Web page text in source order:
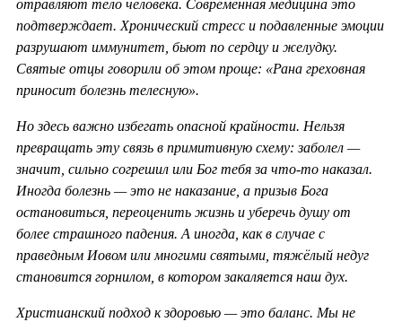
отравляют тело человека. Современная медицина это
подтверждает. Хронический стресс и подавленные эмоции
разрушают иммунитет, бьют по сердцу и желудку.
Святые отцы говорили об этом проще: «Рана греховная
приносит болезнь телесную».
Но здесь важно избегать опасной крайности. Нельзя
превращать эту связь в примитивную схему: заболел —
значит, сильно согрешил или Бог тебя за что-то наказал.
Иногда болезнь — это не наказание, а призыв Бога
остановиться, переоценить жизнь и уберечь душу от
более страшного падения. А иногда, как в случае с
праведным Иовом или многими святыми, тяжёлый недуг
становится горнилом, в котором закаляется наш дух.
Христианский подход к здоровью — это баланс. Мы не